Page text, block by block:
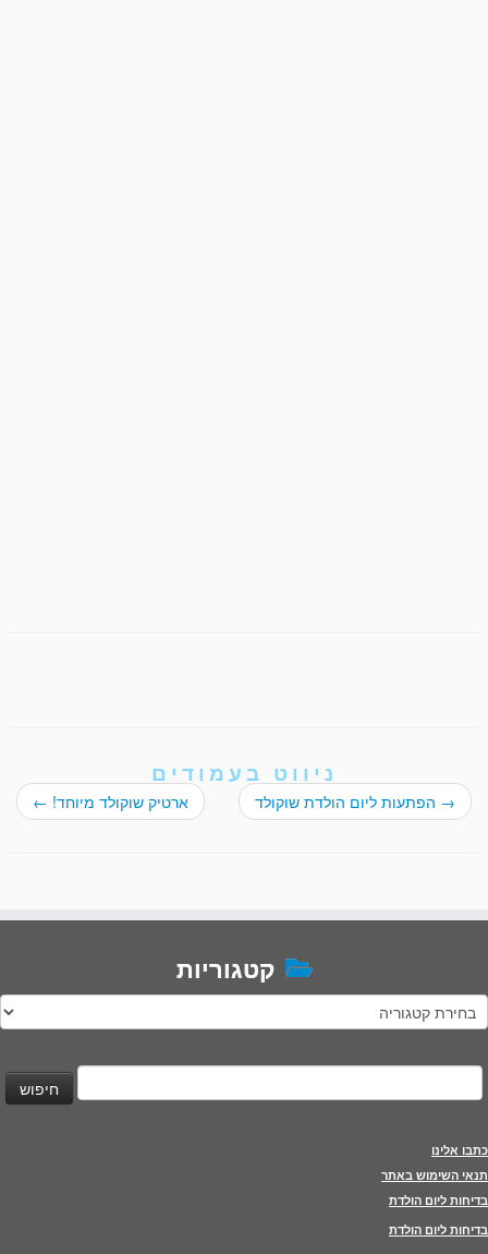
ניווט בעמודים
→ הפתעות ליום הולדת שוקולד ארטיק שוקולד מיוחד! ←
קטגוריות
קטגוריות
חיפוש:
כתבו אלינו
תנאי השימוש באתר
בדיחות ליום הולדת
בדיחות ליום הולדת